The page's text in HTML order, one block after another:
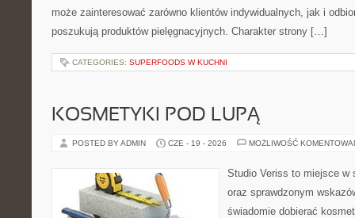
może zainteresować zarówno klientów indywidualnych, jak i
poszukują produktów pielęgnacyjnych. Charakter strony […]
CATEGORIES: SUPERFOODS W KUCHNI
KOSMETYKI POD LUPĄ
POSTED BY ADMIN CZE - 19 - 2026 MOŻLIWOŚĆ
Studio Veriss to miejsce w
oraz sprawdzonym
świadomie dobierać